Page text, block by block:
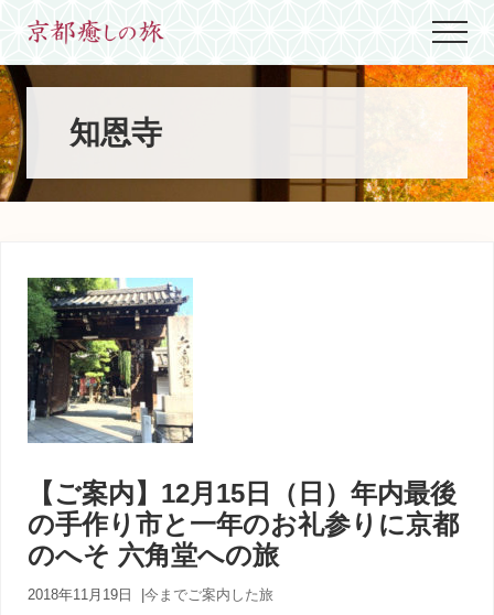
main
content
primary
sidebar
footer
世
界
に
た
っ
た
ひ
都
生
ま
れ
京
育
ち
人
あ
な
Menu
知恩寺
【ご案内】12月15日（日）年内最後
の手作り市と一年のお礼参りに京都
のへそ 六角堂への旅
2018年11月19日 今までご案内した旅